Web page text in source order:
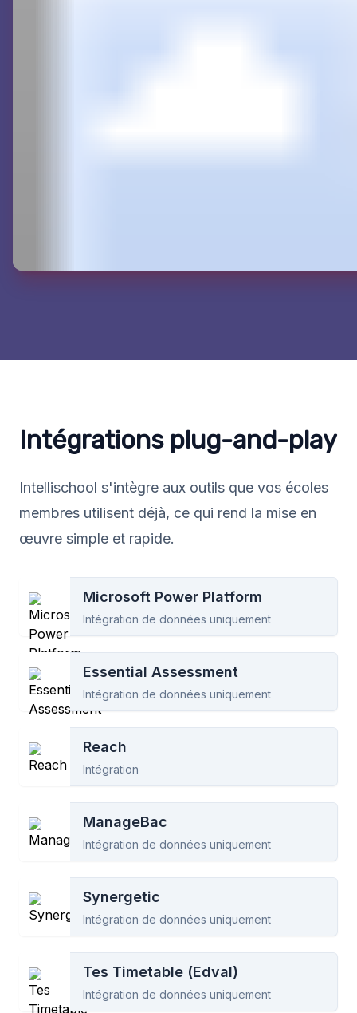
Intégrations plug-and-play
Intellischool s'intègre aux outils que vos écoles
membres utilisent déjà, ce qui rend la mise en
œuvre simple et rapide.
Microsoft Power Platform
Intégration de données uniquement
Essential Assessment
Intégration de données uniquement
Reach
Intégration
ManageBac
Intégration de données uniquement
Synergetic
Intégration de données uniquement
Tes Timetable (Edval)
Intégration de données uniquement